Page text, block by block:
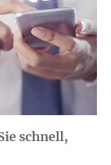
schnell,